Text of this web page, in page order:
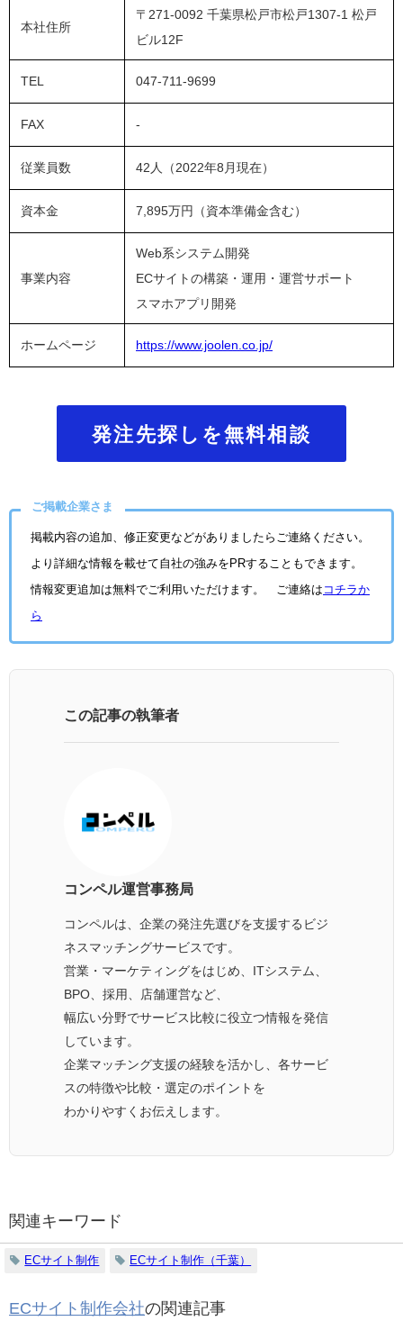
本社住所
〒271-0092 千葉県松戸市松戸1307-1 松戸
ビル12F
TEL 047-711-9699
FAX -
従業員数 42人（2022年8月現在）
資本金 7,895万円（資本準備金含む）
事業内容
Web系システム開発
ECサイトの構築・運用・運営サポート
スマホアプリ開発
ホームページ https://www.joolen.co.jp/
発注先探しを無料相談
ご掲載企業さま
掲載内容の追加、修正変更などがありましたらご連絡ください。
より詳細な情報を載せて自社の強みをPRすることもできます。
情報変更追加は無料でご利用いただけます。 ご連絡は コチラか
ら
この記事の執筆者
コンペル運営事務局
コンペルは、企業の発注先選びを支援するビジ
ネスマッチングサービスです。
営業・マーケティングをはじめ、ITシステム、
BPO、採用、店舗運営など、
幅広い分野でサービス比較に役立つ情報を発信
しています。
企業マッチング支援の経験を活かし、各サービ
スの特徴や比較・選定のポイントを
わかりやすくお伝えします。
関連キーワード
ECサイト制作 ECサイト制作（千葉）
ECサイト制作会社の関連記事